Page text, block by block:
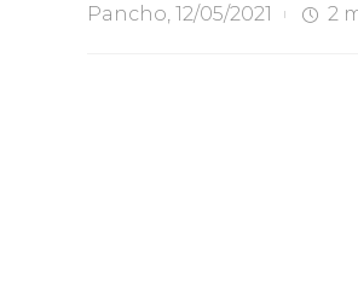
Pancho, 12/05/2021 2